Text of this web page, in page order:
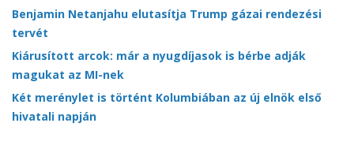
Benjamin Netanjahu elutasítja Trump gázai rendezési
tervét
Kiárusított arcok: már a nyugdíjasok is bérbe adják
magukat az MI-nek
Két merénylet is történt Kolumbiában az új elnök első
hivatali napján